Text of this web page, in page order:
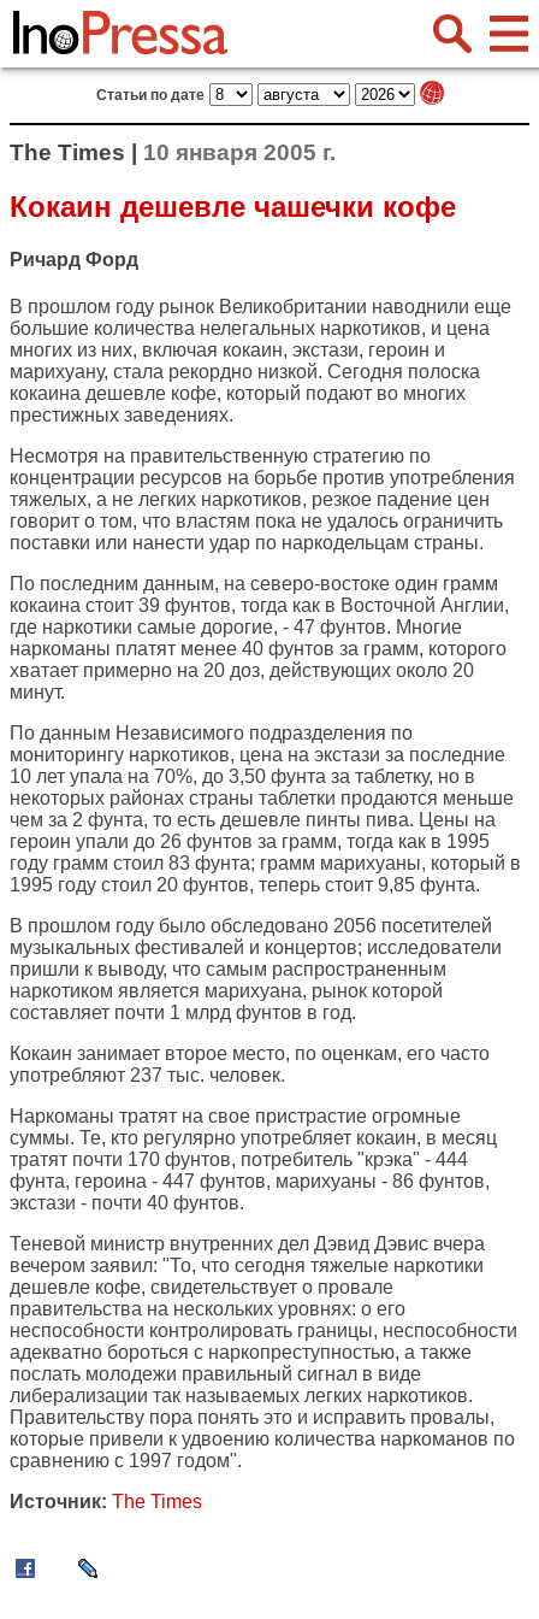
Статьи по дате
The Times | 10 января 2005 г.
Кокаин дешевле чашечки кофе
Ричард Форд
В прошлом году рынок Великобритании наводнили еще
большие количества нелегальных наркотиков, и цена
многих из них, включая кокаин, экстази, героин и
марихуану, стала рекордно низкой. Сегодня полоска
кокаина дешевле кофе, который подают во многих
престижных заведениях.
Несмотря на правительственную стратегию по
концентрации ресурсов на борьбе против употребления
тяжелых, а не легких наркотиков, резкое падение цен
говорит о том, что властям пока не удалось ограничить
поставки или нанести удар по наркодельцам страны.
По последним данным, на северо-востоке один грамм
кокаина стоит 39 фунтов, тогда как в Восточной Англии,
где наркотики самые дорогие, - 47 фунтов. Многие
наркоманы платят менее 40 фунтов за грамм, которого
хватает примерно на 20 доз, действующих около 20
минут.
По данным Независимого подразделения по
мониторингу наркотиков, цена на экстази за последние
10 лет упала на 70%, до 3,50 фунта за таблетку, но в
некоторых районах страны таблетки продаются меньше
чем за 2 фунта, то есть дешевле пинты пива. Цены на
героин упали до 26 фунтов за грамм, тогда как в 1995
году грамм стоил 83 фунта; грамм марихуаны, который в
1995 году стоил 20 фунтов, теперь стоит 9,85 фунта.
В прошлом году было обследовано 2056 посетителей
музыкальных фестивалей и концертов; исследователи
пришли к выводу, что самым распространенным
наркотиком является марихуана, рынок которой
составляет почти 1 млрд фунтов в год.
Кокаин занимает второе место, по оценкам, его часто
употребляют 237 тыс. человек.
Наркоманы тратят на свое пристрастие огромные
суммы. Те, кто регулярно употребляет кокаин, в месяц
тратят почти 170 фунтов, потребитель "крэка" - 444
фунта, героина - 447 фунтов, марихуаны - 86 фунтов,
экстази - почти 40 фунтов.
Теневой министр внутренних дел Дэвид Дэвис вчера
вечером заявил: "То, что сегодня тяжелые наркотики
дешевле кофе, свидетельствует о провале
правительства на нескольких уровнях: о его
неспособности контролировать границы, неспособности
адекватно бороться с наркопреступностью, а также
послать молодежи правильный сигнал в виде
либерализации так называемых легких наркотиков.
Правительству пора понять это и исправить провалы,
которые привели к удвоению количества наркоманов по
сравнению с 1997 годом".
Источник: The Times